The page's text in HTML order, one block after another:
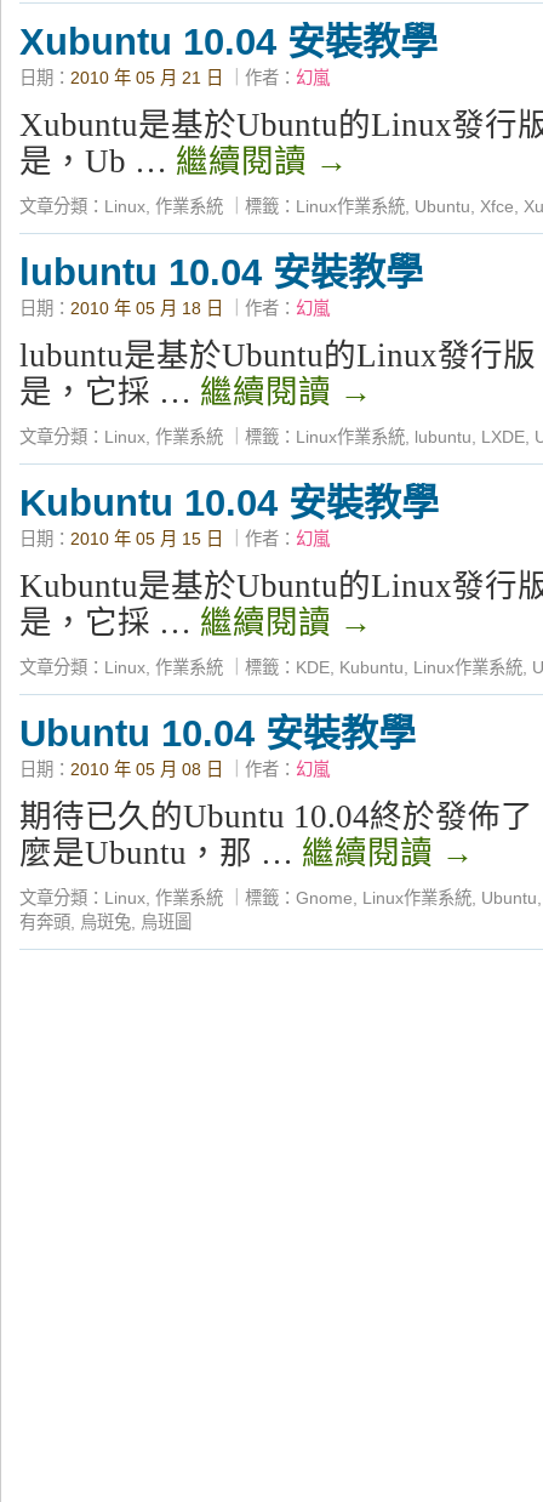
Xubuntu 10.04 安裝教學
日期： 2010 年 05 月 21 日 ｜作者： 幻嵐
Xubuntu是基於Ubuntu的Linux發行
是，Ub … 繼續閱讀 →
文章分類： Linux 作業系統 標籤： Linux作業系統 Ubuntu Xfce
lubuntu 10.04 安裝教學
日期： 2010 年 05 月 18 日 ｜作者： 幻嵐
lubuntu是基於Ubuntu的Linux發行
是，它採 … 繼續閱讀 →
文章分類： Linux 作業系統 標籤： Linux作業系統 lubuntu LXDE
Kubuntu 10.04 安裝教學
日期： 2010 年 05 月 15 日 ｜作者： 幻嵐
Kubuntu是基於Ubuntu的Linux發行
是，它採 … 繼續閱讀 →
文章分類： Linux 作業系統 標籤： KDE Kubuntu Linux作業系統
Ubuntu 10.04 安裝教學
日期： 2010 年 05 月 08 日 ｜作者： 幻嵐
期待已久的Ubuntu 10.04終於發佈
麼是Ubuntu，那 … 繼續閱讀 →
文章分類： Linux 作業系統 標籤： Gnome Linux作業系統 Ubuntu
有奔頭
烏斑兔 烏班圖